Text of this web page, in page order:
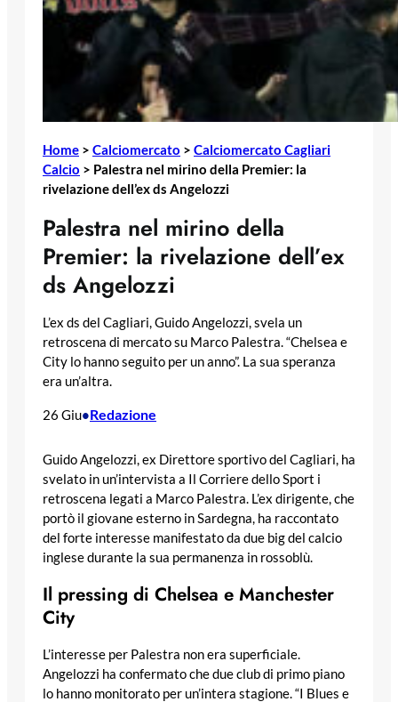
Home > Calciomercato > Calciomercato Cagliari
Calcio > Palestra nel mirino della Premier: la
rivelazione dell’ex ds Angelozzi
Palestra nel mirino della
Premier: la rivelazione dell’ex
ds Angelozzi
L’ex ds del Cagliari, Guido Angelozzi, svela un
retroscena di mercato su Marco Palestra. “Chelsea e
City lo hanno seguito per un anno”. La sua speranza
era un’altra.
26 Giu•Redazione
Guido Angelozzi, ex Direttore sportivo del Cagliari, ha
svelato in un’intervista a Il Corriere dello Sport i
retroscena legati a Marco Palestra. L’ex dirigente, che
portò il giovane esterno in Sardegna, ha raccontato
del forte interesse manifestato da due big del calcio
inglese durante la sua permanenza in rossoblù.
Il pressing di Chelsea e Manchester
City
L’interesse per Palestra non era superficiale.
Angelozzi ha confermato che due club di primo piano
lo hanno monitorato per un’intera stagione. “I Blues e